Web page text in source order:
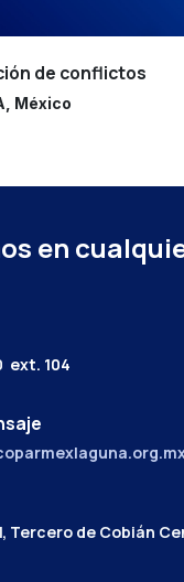
de conflictos
México
en
ext. 104
Tercero de Cobián